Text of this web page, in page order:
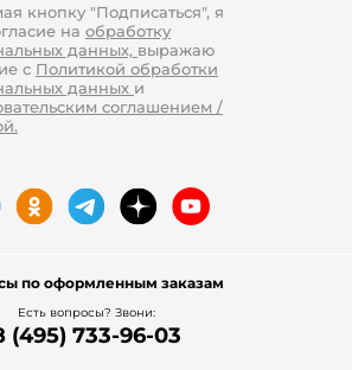
кнопку "Подписаться", я
на обработку
данных, выражаю
с Политикой обработки
данных и
соглашением /
по оформленным заказам
Есть вопросы? Звони:
(495) 733-96-03